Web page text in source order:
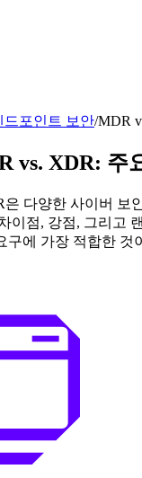
드포인트 보안/MDR
vs. XDR: 주
다양한 사이버 보
이점, 강점, 그리고
구에 가장 적합한 것